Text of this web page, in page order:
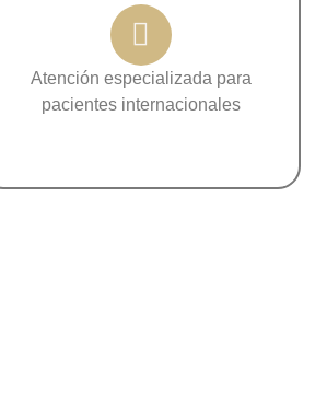
Atención especializada para
pacientes internacionales